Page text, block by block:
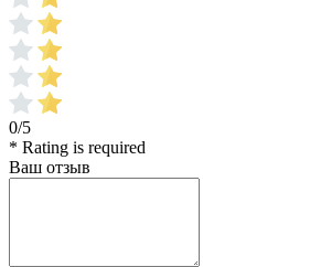
0/5
* Rating is required
Ваш отзыв